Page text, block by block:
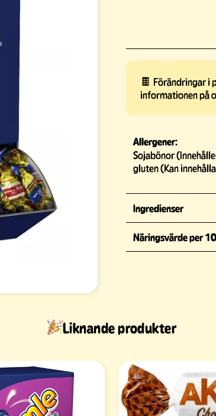
🍫 Förändringar i
informationen på
Allergener:
Sojabönor
gluten (Kan
Ingredienser
Näringsvärde per
Liknande produkter